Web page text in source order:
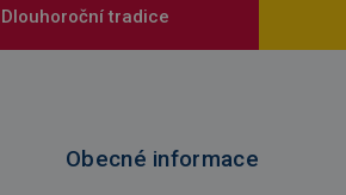
Dlouhoroční tradice
Obecné informace